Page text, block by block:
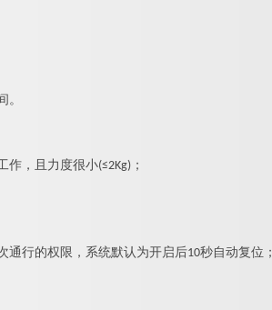
。
，且力度很小(≤2Kg)；
行的权限，系统默认为开启后10秒自动复位；